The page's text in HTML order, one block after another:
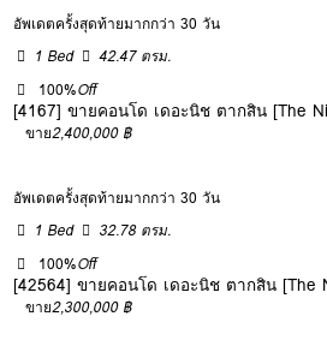
อัพเดตครั้งสุดท้ายมากกว่า 30 วัน
1 Bed
42.47 ตรม.
100%Off
[4167] ขายคอนโด เดอะนิช ตากสิน [The
ขาย2,400,000 ฿
อัพเดตครั้งสุดท้ายมากกว่า 30 วัน
1 Bed
32.78 ตรม.
100%Off
[42564] ขายคอนโด เดอะนิช ตากสิน [The
ขาย2,300,000 ฿